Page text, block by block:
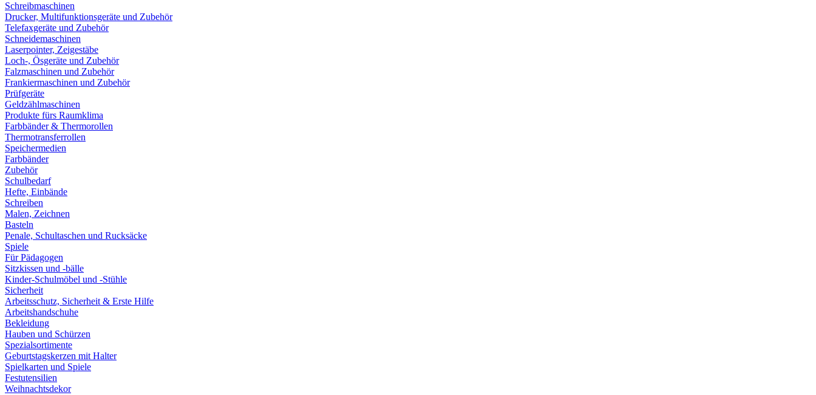
Schreibmaschinen
Drucker, Multifunktionsgeräte und Zubehör
Telefaxgeräte und Zubehör
Schneidemaschinen
Laserpointer, Zeigestäbe
Loch-, Ösgeräte und Zubehör
Falzmaschinen und Zubehör
Frankiermaschinen und Zubehör
Prüfgeräte
Geldzählmaschinen
Produkte fürs Raumklima
Farbbänder & Thermorollen
Thermotransferrollen
Speichermedien
Farbbänder
Zubehör
Schulbedarf
Hefte, Einbände
Schreiben
Malen, Zeichnen
Basteln
Penale, Schultaschen und Rucksäcke
Spiele
Für Pädagogen
Sitzkissen und -bälle
Kinder-Schulmöbel und -Stühle
Sicherheit
Arbeitsschutz, Sicherheit & Erste Hilfe
Arbeitshandschuhe
Bekleidung
Hauben und Schürzen
Spezialsortimente
Geburtstagskerzen mit Halter
Spielkarten und Spiele
Festutensilien
Weihnachtsdekor